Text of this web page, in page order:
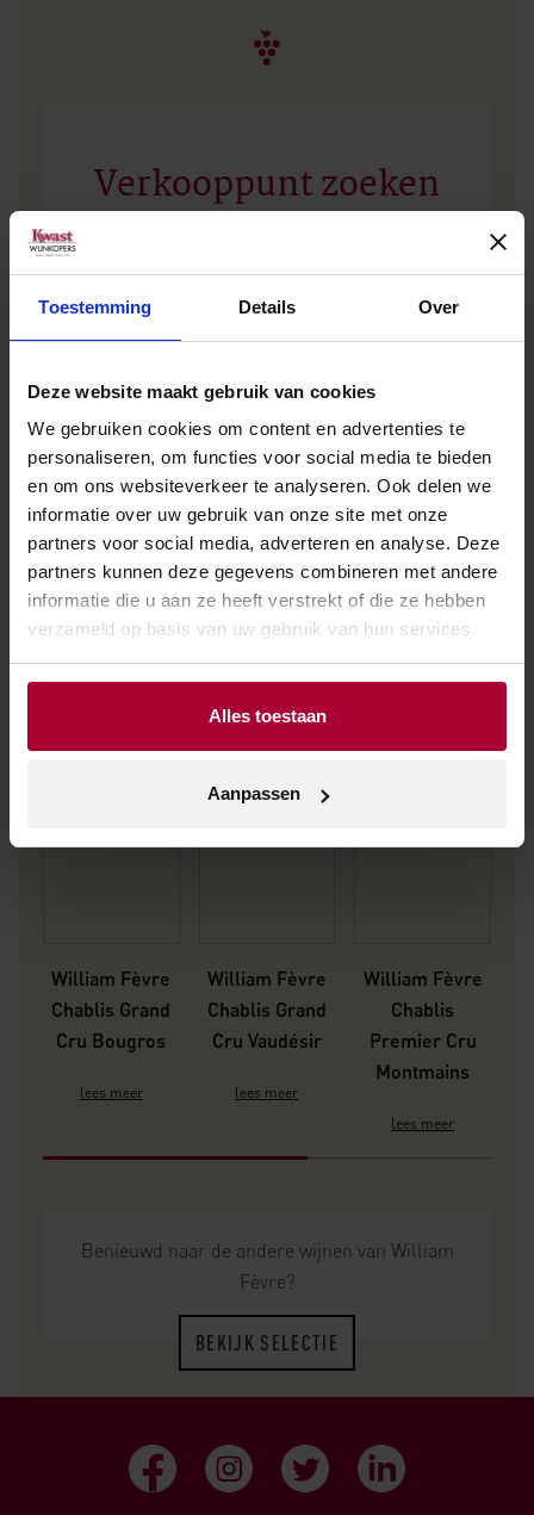
Toestemming Details Over
Deze website maakt gebruik van cookies
We gebruiken cookies om content en advertenties te
personaliseren, om functies voor social media te bieden
en om ons websiteverkeer te analyseren. Ook delen we
informatie over uw gebruik van onze site met onze
partners voor social media, adverteren en analyse. Deze
partners kunnen deze gegevens combineren met andere
informatie die u aan ze heeft verstrekt of die ze hebben
verzameld op basis van uw gebruik van hun services.
Alles toestaan
Aanpassen
Verkooppunt zoeken
Andere wijnen van William Fèvre
William Fèvre
Chablis Grand
Cru Bougros
lees meer
William Fèvre
Chablis Grand
Cru Vaudésir
lees meer
William Fèvre
Chablis
Premier Cru
Montmains
lees meer
Benieuwd naar de andere wijnen van William
Fèvre?
BEKIJK SELECTIE